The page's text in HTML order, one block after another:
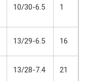
10/30-6.5 1
13/29-6.5 16
13/28-7.4 21